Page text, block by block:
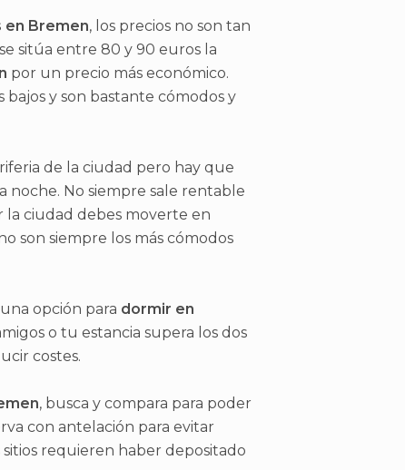
en Bremen, los precios no son tan
sitúa entre 80 y 90 euros la
por un precio más económico.
y son bastante cómodos y
de la ciudad pero hay que
noche. No siempre sale rentable
la ciudad debes moverte en
son siempre los más cómodos
una opción para dormir en
o tu estancia supera los dos
costes.
, busca y compara para poder
con antelación para evitar
requieren haber depositado